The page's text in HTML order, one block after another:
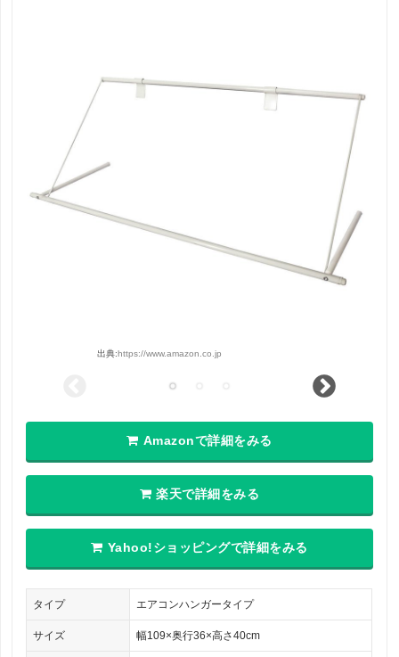
出典:https://www.amazon.co.jp
Amazonで詳細をみる
楽天で詳細をみる
Yahoo!ショッピングで詳細をみる
タイプ エアコンハンガータイプ
サイズ 幅109×奥行36×高さ40cm